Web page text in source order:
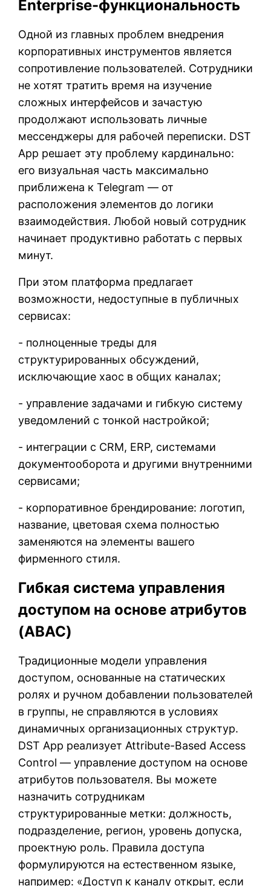
Enterprise-функциональность
Одной из главных проблем внедрения
корпоративных инструментов является
сопротивление пользователей. Сотрудники
не хотят тратить время на изучение
сложных интерфейсов и зачастую
продолжают использовать личные
мессенджеры для рабочей переписки. DST
App решает эту проблему кардинально:
его визуальная часть максимально
приближена к Telegram — от
расположения элементов до логики
взаимодействия. Любой новый сотрудник
начинает продуктивно работать с первых
минут.
При этом платформа предлагает
возможности, недоступные в публичных
сервисах:
- полноценные треды для
структурированных обсуждений,
исключающие хаос в общих каналах;
- управление задачами и гибкую систему
уведомлений с тонкой настройкой;
- интеграции с CRM, ERP, системами
документооборота и другими внутренними
сервисами;
- корпоративное брендирование: логотип,
название, цветовая схема полностью
заменяются на элементы вашего
фирменного стиля.
Гибкая система управления
доступом на основе атрибутов
(ABAC)
Традиционные модели управления
доступом, основанные на статических
ролях и ручном добавлении пользователей
в группы, не справляются в условиях
динамичных организационных структур.
DST App реализует Attribute-Based Access
Control — управление доступом на основе
атрибутов пользователя. Вы можете
назначить сотрудникам
структурированные метки: должность,
подразделение, регион, уровень допуска,
проектную роль. Правила доступа
формулируются на естественном языке,
например: «Доступ к каналу открыт, если